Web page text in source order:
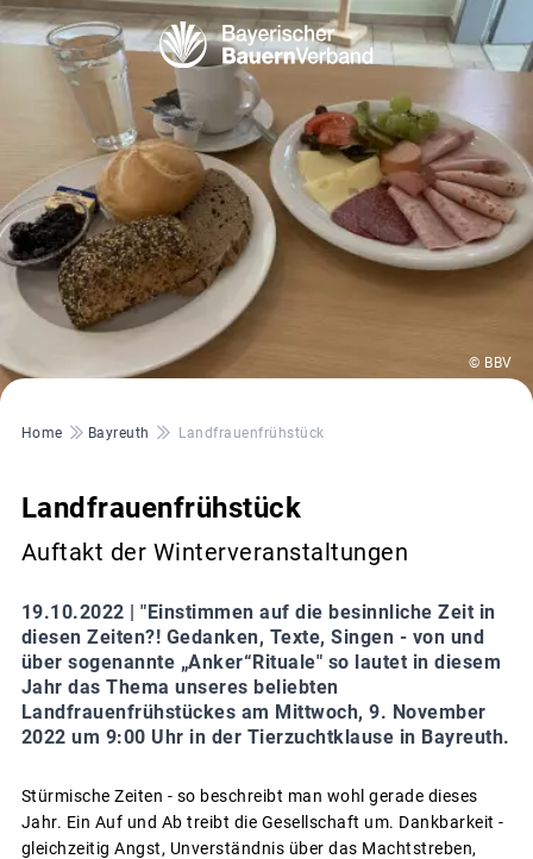
© BBV
Pfadnavigation
Home Bayreuth Landfrauenfrühstück
Landfrauenfrühstück
Auftakt der Winterveranstaltungen
19.10.2022 | "Einstimmen auf die besinnliche Zeit in
diesen Zeiten?! Gedanken, Texte, Singen - von und
über sogenannte „Anker“Rituale" so lautet in diesem
Jahr das Thema unseres beliebten
Landfrauenfrühstückes am Mittwoch, 9. November
2022 um 9:00 Uhr in der Tierzuchtklause in Bayreuth.
Stürmische Zeiten - so beschreibt man wohl gerade dieses
Jahr. Ein Auf und Ab treibt die Gesellschaft um. Dankbarkeit -
gleichzeitig Angst, Unverständnis über das Machtstreben,